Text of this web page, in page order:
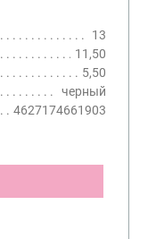
13
11,50
5,50
черный
4627174661903